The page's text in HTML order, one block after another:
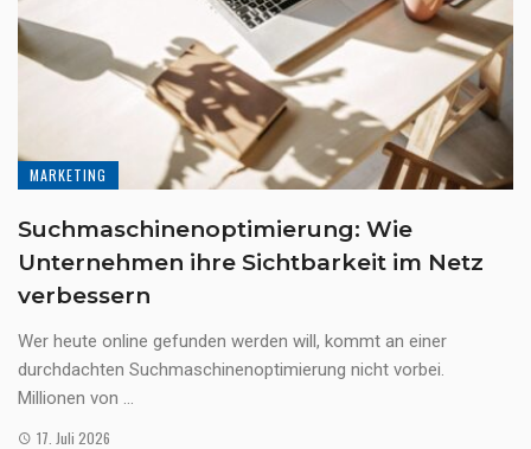
MARKETING
Suchmaschinenoptimierung: Wie
Unternehmen ihre Sichtbarkeit im Netz
verbessern
Wer heute online gefunden werden will, kommt an einer
durchdachten Suchmaschinenoptimierung nicht vorbei.
Millionen von ...
17. Juli 2026